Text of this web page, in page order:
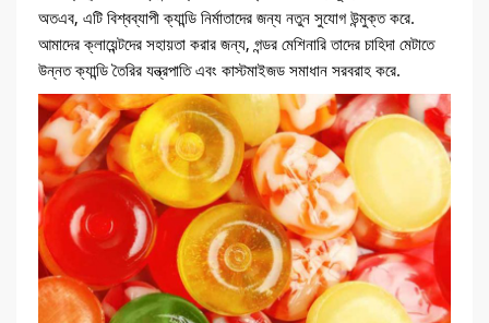
অতএব, এটি বিশ্বব্যাপী ক্যান্ডি নির্মাতাদের জন্য নতুন সুযোগ উন্মুক্ত করে.
আমাদের ক্লায়েন্টদের সহায়তা করার জন্য, গন্ডর মেশিনারি তাদের চাহিদা মেটাতে
উন্নত ক্যান্ডি তৈরির যন্ত্রপাতি এবং কাস্টমাইজড সমাধান সরবরাহ করে.